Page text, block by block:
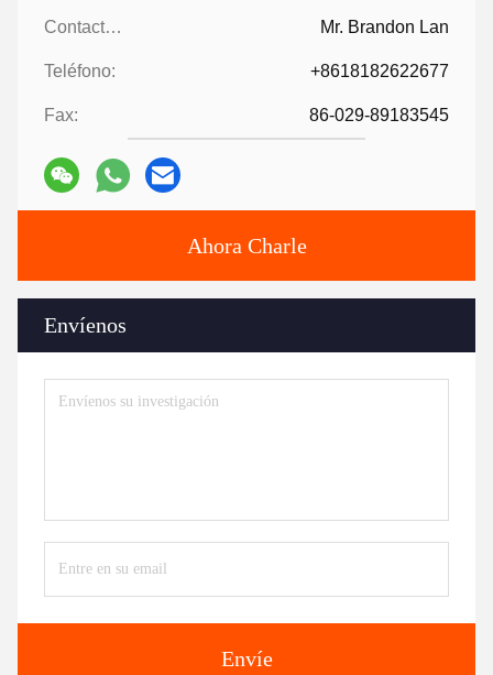
Contactos: Mr. Brandon Lan
Teléfono: +8618182622677
Fax: 86-029-89183545
Ahora Charle
Envíenos
Envíe